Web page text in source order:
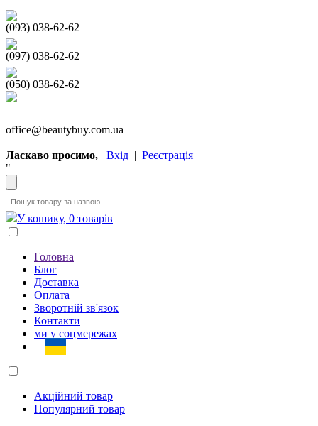
(093) 038-62-62
(097) 038-62-62
(050) 038-62-62
office@beautybuy.com.ua
Ласкаво просимо, Вхід | Реєстрація
"
У кошику, 0 товарів
Головна
Блог
Доставка
Оплата
Зворотній зв'язок
Контакти
ми у соцмережах
Акційний товар
Популярний товар